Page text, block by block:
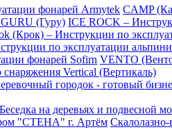
фонарей Armytek CAMP
GURU (Гуру) ICE ROCK –
(Крок) – Инструкции по
по эксплуатации
фонарей Sofirn VENTO
Vertical (Вертикаль)
городок - готовый
Беседка на деревьях и подвесной
"СТЕНА" г. Артём